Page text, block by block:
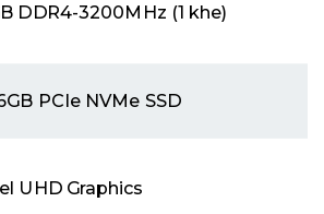
DDR4-3200MHz (1 khe)
PCIe NVMe SSD
UHD Graphics